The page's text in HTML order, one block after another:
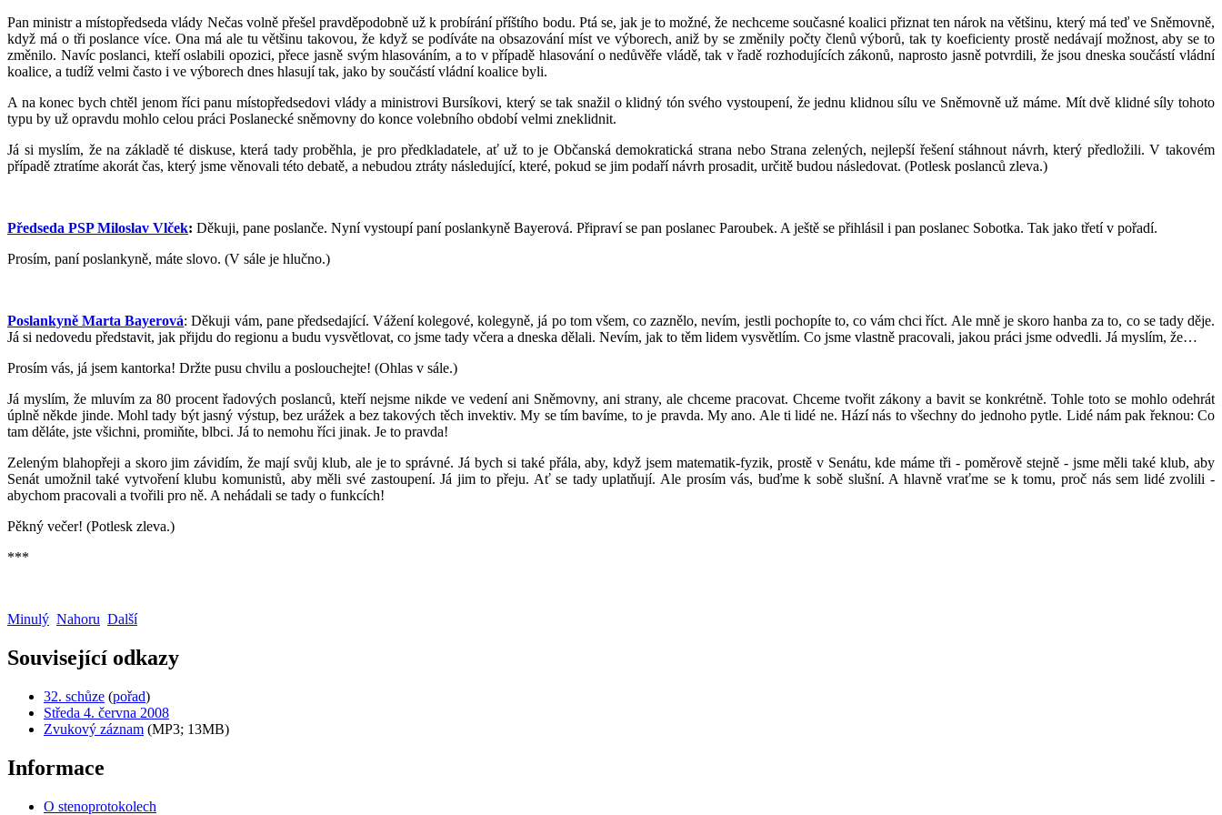
Pan ministr a místopředseda vlády Nečas volně přešel pravděpodobně už k probírání příštího bodu. Ptá se, jak je to možné, že nechceme současné koalici přiznat ten nárok na většinu, který má teď ve Sněmovně,
když má o tři poslance více. Ona má ale tu většinu takovou, že když se podíváte na obsazování míst ve výborech, aniž by se změnily počty členů výborů, tak ty koeficienty prostě nedávají možnost, aby se to
změnilo. Navíc poslanci, kteří oslabili opozici, přece jasně svým hlasováním, a to v případě hlasování o nedůvěře vládě, tak v řadě rozhodujících zákonů, naprosto jasně potvrdili, že jsou dneska součástí vládní
koalice, a tudíž velmi často i ve výborech dnes hlasují tak, jako by součástí vládní koalice byli.
A na konec bych chtěl jenom říci panu místopředsedovi vlády a ministrovi Bursíkovi, který se tak snažil o klidný tón svého vystoupení, že jednu klidnou sílu ve Sněmovně už máme. Mít dvě klidné síly tohoto
typu by už opravdu mohlo celou práci Poslanecké sněmovny do konce volebního období velmi zneklidnit.
Já si myslím, že na základě té diskuse, která tady proběhla, je pro předkladatele, ať už to je Občanská demokratická strana nebo Strana zelených, nejlepší řešení stáhnout návrh, který předložili. V takovém
případě ztratíme akorát čas, který jsme věnovali této debatě, a nebudou ztráty následující, které, pokud se jim podaří návrh prosadit, určitě budou následovat. (Potlesk poslanců zleva.)
Předseda PSP Miloslav Vlček: Děkuji, pane poslanče. Nyní vystoupí paní poslankyně Bayerová. Připraví se pan poslanec Paroubek. A ještě se přihlásil i pan poslanec Sobotka. Tak jako třetí v pořadí.
Prosím, paní poslankyně, máte slovo. (V sále je hlučno.)
Poslankyně Marta Bayerová: Děkuji vám, pane předsedající. Vážení kolegové, kolegyně, já po tom všem, co zaznělo, nevím, jestli pochopíte to, co vám chci říct. Ale mně je skoro hanba za to, co se tady děje.
Já si nedovedu představit, jak přijdu do regionu a budu vysvětlovat, co jsme tady včera a dneska dělali. Nevím, jak to těm lidem vysvětlím. Co jsme vlastně pracovali, jakou práci jsme odvedli. Já myslím, že…
Prosím vás, já jsem kantorka! Držte pusu chvilu a poslouchejte! (Ohlas v sále.)
Já myslím, že mluvím za 80 procent řadových poslanců, kteří nejsme nikde ve vedení ani Sněmovny, ani strany, ale chceme pracovat. Chceme tvořit zákony a bavit se konkrétně. Tohle toto se mohlo odehrát
úplně někde jinde. Mohl tady být jasný výstup, bez urážek a bez takových těch invektiv. My se tím bavíme, to je pravda. My ano. Ale ti lidé ne. Hází nás to všechny do jednoho pytle. Lidé nám pak řeknou: Co
tam děláte, jste všichni, promiňte, blbci. Já to nemohu říci jinak. Je to pravda!
Zeleným blahopřeji a skoro jim závidím, že mají svůj klub, ale je to správné. Já bych si také přála, aby, když jsem matematik-fyzik, prostě v Senátu, kde máme tři - poměrově stejně - jsme měli také klub, aby
Senát umožnil také vytvoření klubu komunistů, aby měli své zastoupení. Já jim to přeju. Ať se tady uplatňují. Ale prosím vás, buďme k sobě slušní. A hlavně vraťme se k tomu, proč nás sem lidé zvolili -
abychom pracovali a tvořili pro ně. A nehádali se tady o funkcích!
Pěkný večer! (Potlesk zleva.)
***
Minulý Nahoru Další
Související odkazy
32. schůze (pořad)
Středa 4. června 2008
Zvukový záznam (MP3; 13MB)
Informace
O stenoprotokolech